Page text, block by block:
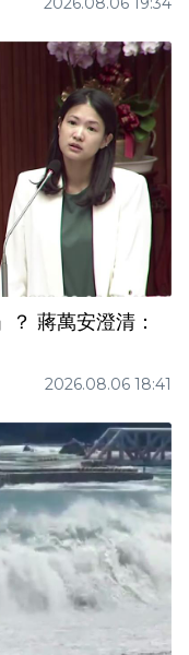
蔣萬安澄清：
2026.08.06 18:41